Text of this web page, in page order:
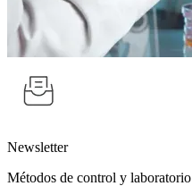
Newsletter
Métodos de control y laboratorio